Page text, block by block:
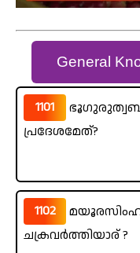
General
1101
പ്രദേശമേത്?
1102
ചക്രവർത്തിയാര് ?